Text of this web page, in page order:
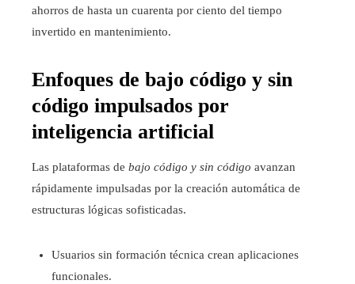
ahorros de hasta un cuarenta por ciento del tiempo
invertido en mantenimiento.
Enfoques de bajo código y sin
código impulsados por
inteligencia artificial
Las plataformas de bajo código y sin código avanzan
rápidamente impulsadas por la creación automática de
estructuras lógicas sofisticadas.
Usuarios sin formación técnica crean aplicaciones
funcionales.